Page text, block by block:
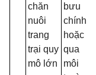
chăn
nuôi
trang
trại quy
mô lớn
bưu
chính
hoặc
qua
môi